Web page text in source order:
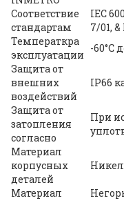
Соответствие
стандартам
IEC
7/01,
Температкра
эксплуатации
-60°C
Защита от
внешних
воздействий
IP66
Защита от
затопления
согласно
При
Материал
корпусных
деталей
Материал